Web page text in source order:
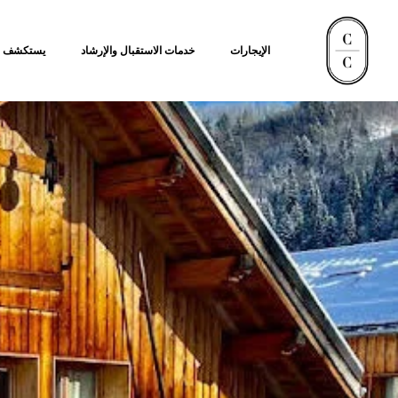
الإيجارات خدمات الاستقبال والإرشاد يستكشف